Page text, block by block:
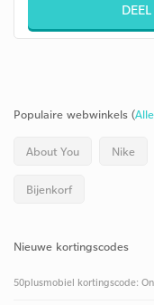
Populaire webwinkels (
About You Nike
Bijenkorf
Nieuwe kortingscodes
50plusmobiel kortingscode: